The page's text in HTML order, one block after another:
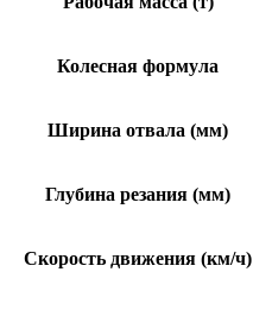
Колесная формула
Ширина отвала (мм)
Глубина резания (мм)
Скорость движения (км/ч)